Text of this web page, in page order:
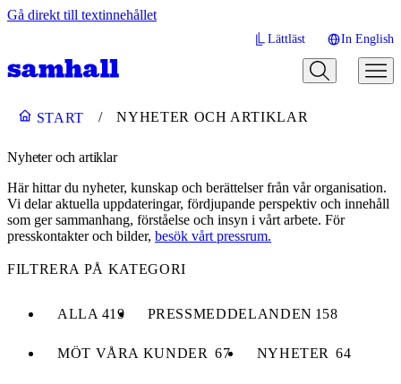
Gå direkt till textinnehållet
Lättläst In English
START NYHETER OCH ARTIKLAR
Nyheter och artiklar
Här hittar du nyheter, kunskap och berättelser från vår organisation.
Vi delar aktuella uppdateringar, fördjupande perspektiv och innehåll
som ger sammanhang, förståelse och insyn i vårt arbete. För
presskontakter och bilder, besök vårt pressrum.
FILTRERA PÅ KATEGORI
ALLA 419 PRESSMEDDELANDEN 158
MÖT VÅRA KUNDER 67 NYHETER 64